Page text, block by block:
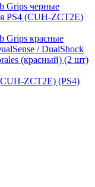
Grips черные
PS4 (CUH-ZCT2E)
Grips красные
/ DualShock
(красный) (2 шт)
ZCT2E) (PS4)